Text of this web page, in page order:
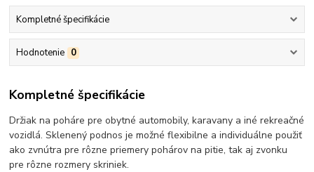
Kompletné špecifikácie
Hodnotenie 0
Kompletné špecifikácie
Držiak na poháre pre obytné automobily, karavany a iné rekreačné
vozidlá.Sklenený podnos je možné flexibilne a individuálne použiť
ako zvnútra pre rôzne priemery pohárov na pitie, tak aj zvonku
pre rôzne rozmery skriniek.